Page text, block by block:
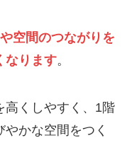
空間のつながりを
なります。
高くしやすく、1階
かな空間をつく